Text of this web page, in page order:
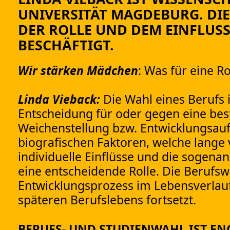
UNIVERSITÄT MAGDEBURG.
DER ROLLE UND DEM
BESCHÄFTIGT.
Wir stärken Mädchen: Was für eine
Linda Vieback:Die Wahl eines Berufs
Entscheidung für oder gegen eine
Weichenstellung bzw.
biografischen Faktoren, welche
individuelle Einflüsse und die
eine entscheidende Rolle. Die
Entwicklungsprozess im
späteren Berufslebens fortsetzt.